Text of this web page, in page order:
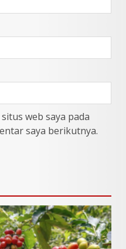
web saya pada
saya berikutnya.